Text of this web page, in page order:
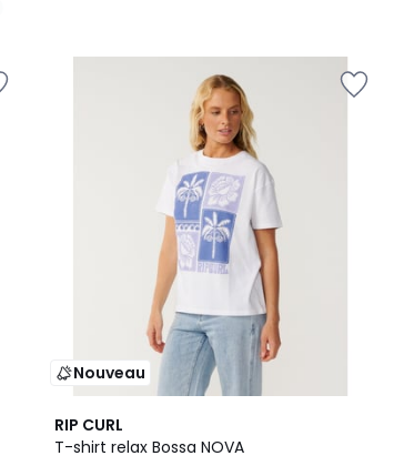
Nouveau
RIP CURL
T-shirt relax Bossa NOVA
2
Couleurs